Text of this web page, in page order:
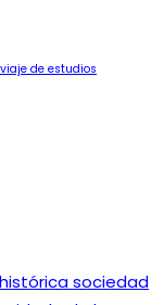
viaje de estudios
sociedad